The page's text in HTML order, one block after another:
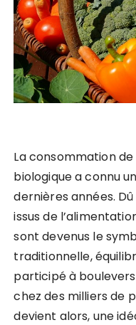
La consommation
biologique a connu
dernières années.
issus de
sont devenus le
traditionnelle,
participé à
chez des milliers de
devient alors, une